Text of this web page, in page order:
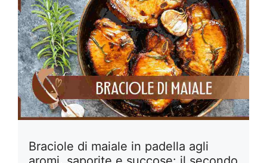
Braciole di maiale in padella agli